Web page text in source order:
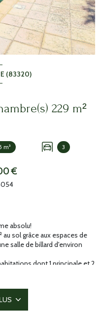
(83320)
Villa 10 pièce(s) 7 chambre(s) 229 m²
m² 3
€
absolu!
au sol grâce aux espaces de
salle de billard d'environ
dont 1 principale et 2
avec 2 chambres, 1
salle d'eau et terrasse,